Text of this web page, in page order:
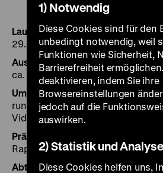
Laufzeit
29. April bis 4. September 2022
Ausstellungsfläche
ca. 500 m², 2. Obergeschoss, Pei-
Umfang der Ausstellung
rund 60 Portraitaufnahmen,
Videocollage
Präsident
Raphael Gross
Abteilungsdirektorin Ausstellungen
1) Notwendig
Diese Cookies sind für den
unbedingt notwendig, weil
Funktionen wie Sicherheit,
Barrierefreiheit
deaktivieren, indem Sie ihre
Browsereinstellungen
jedoch auf die
auswirken.
2) Statistik und Analyse
Diese Cookies helfen uns,